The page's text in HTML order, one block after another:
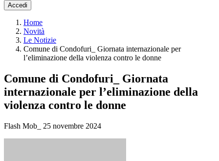
Accedi
Home
Novità
Le Notizie
Comune di Condofuri_ Giornata internazionale per
l’eliminazione della violenza contro le donne
Comune di Condofuri_ Giornata
internazionale per l’eliminazione della
violenza contro le donne
Flash Mob_ 25 novembre 2024